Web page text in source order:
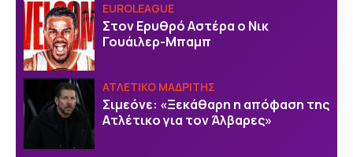
EUROLEAGUE
Στον Ερυθρό Αστέρα ο Νικ
Γουάιλερ-Μπαμπ
ΑΤΛΕΤΙΚΟ ΜΑΔΡΙΤΗΣ
Σιμεόνε: «Ξεκάθαρη η απόφαση της
Ατλέτικο για τον Άλβαρες»